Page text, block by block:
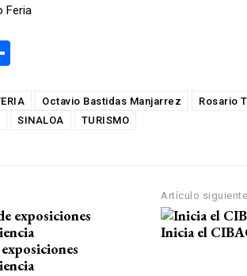
Feria
m
p
Octavio Bastidas Manjarrez Rosario
SINALOA TURISMO
Artículo siguiente
Inicia el